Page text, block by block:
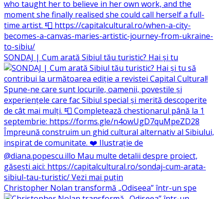
SONDAJ | Cum arată Sibiul tău turistic? Hai și tu
Christopher Nolan transformă „Odiseea” într-un spe